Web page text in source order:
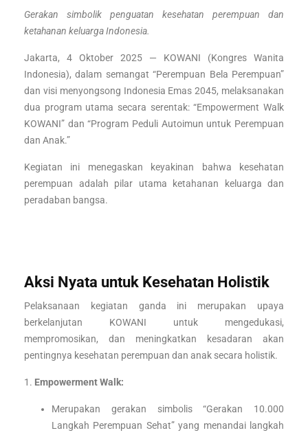
Gerakan simbolik penguatan kesehatan perempuan dan
ketahanan keluarga Indonesia.
Jakarta, 4 Oktober 2025 — KOWANI (Kongres Wanita
Indonesia), dalam semangat “Perempuan Bela Perempuan”
dan visi menyongsong Indonesia Emas 2045, melaksanakan
dua program utama secara serentak: “Empowerment Walk
KOWANI” dan “Program Peduli Autoimun untuk Perempuan
dan Anak.”
Kegiatan ini menegaskan keyakinan bahwa kesehatan
perempuan adalah pilar utama ketahanan keluarga dan
peradaban bangsa.
Aksi Nyata untuk Kesehatan Holistik
Pelaksanaan kegiatan ganda ini merupakan upaya
berkelanjutan KOWANI untuk mengedukasi,
mempromosikan, dan meningkatkan kesadaran akan
pentingnya kesehatan perempuan dan anak secara holistik.
1. Empowerment Walk:
Merupakan gerakan simbolis “Gerakan 10.000
Langkah Perempuan Sehat” yang menandai langkah